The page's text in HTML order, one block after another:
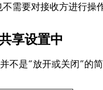
需要对接收方进行操
享设置中
不是“放开或关闭”的